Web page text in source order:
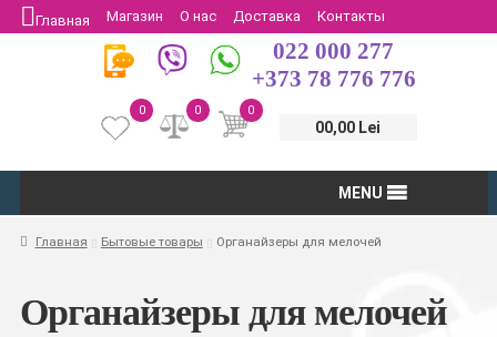
Главная Магазин О нас Доставка
Контакты
Защита потребителей
Возврат
022 000 277
+373 78 776 776
0
00,00 Lei
0
0
MENU
Главная Бытовые товары Органайзеры для мелочей
Органайзеры для мелочей